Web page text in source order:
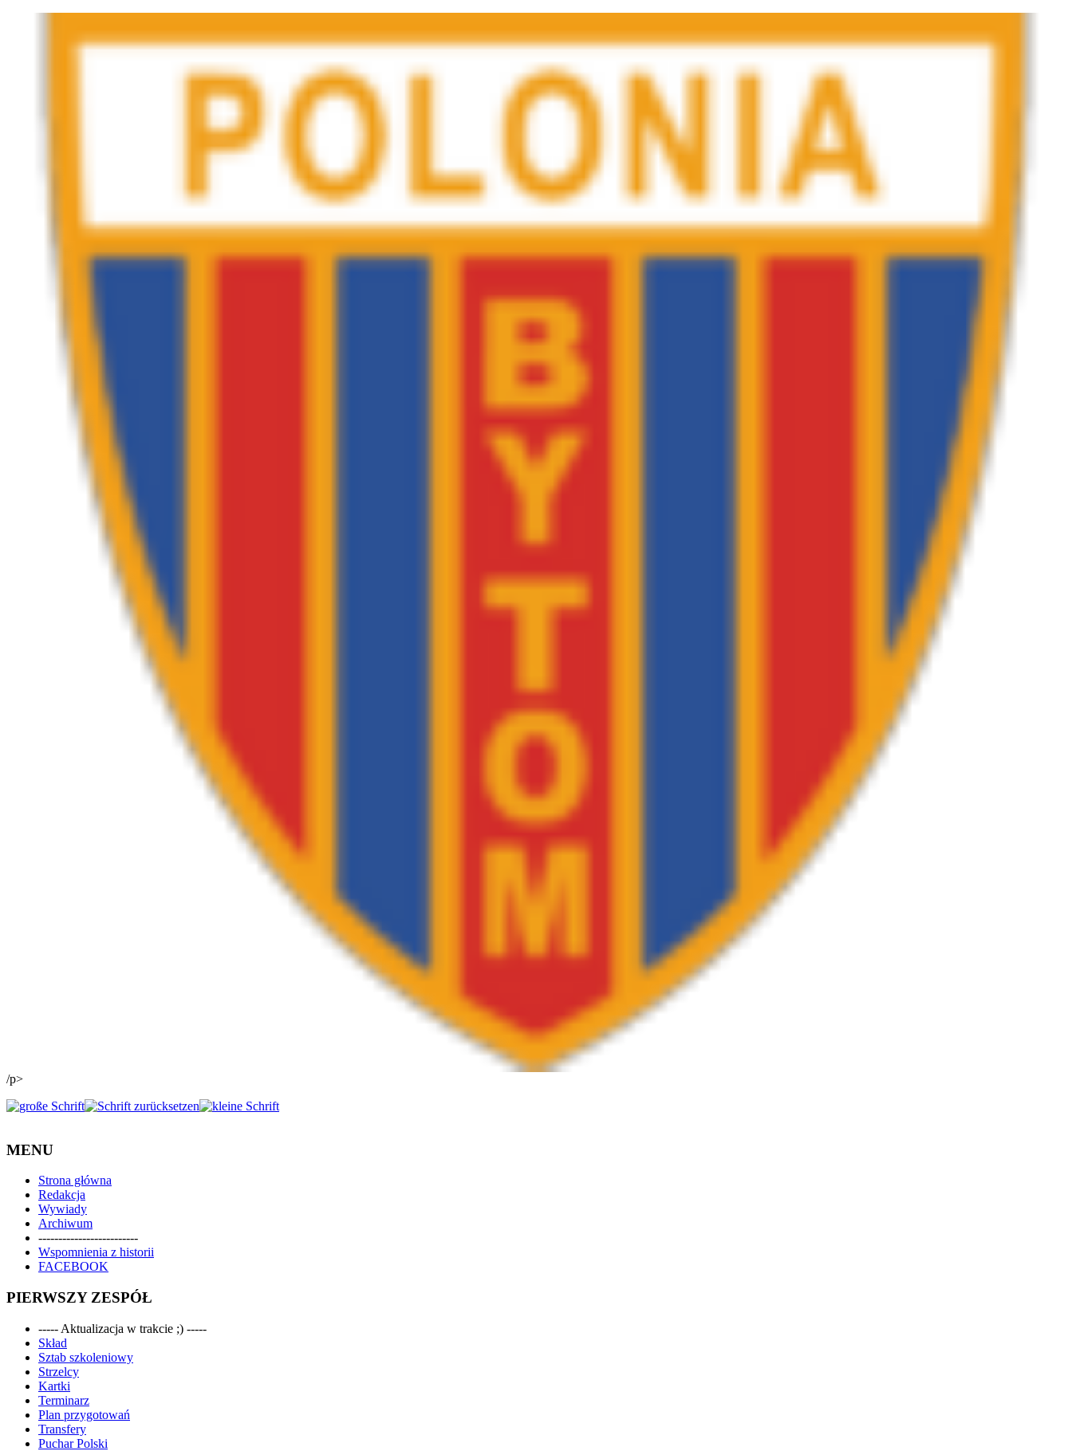
/p>
MENU
Strona główna
Redakcja
Wywiady
Archiwum
-------------------------
Wspomnienia z historii
FACEBOOK
PIERWSZY ZESPÓŁ
----- Aktualizacja w trakcie ;) -----
Skład
Sztab szkoleniowy
Strzelcy
Kartki
Terminarz
Plan przygotowań
Transfery
Puchar Polski